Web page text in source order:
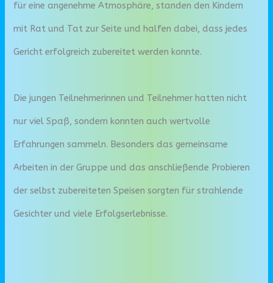
für eine angenehme Atmosphäre, standen den Kindern
mit Rat und Tat zur Seite und halfen dabei, dass jedes
Gericht erfolgreich zubereitet werden konnte.
Die jungen Teilnehmerinnen und Teilnehmer hatten nicht
nur viel Spaß, sondern konnten auch wertvolle
Erfahrungen sammeln. Besonders das gemeinsame
Arbeiten in der Gruppe und das anschließende Probieren
der selbst zubereiteten Speisen sorgten für strahlende
Gesichter und viele Erfolgserlebnisse.